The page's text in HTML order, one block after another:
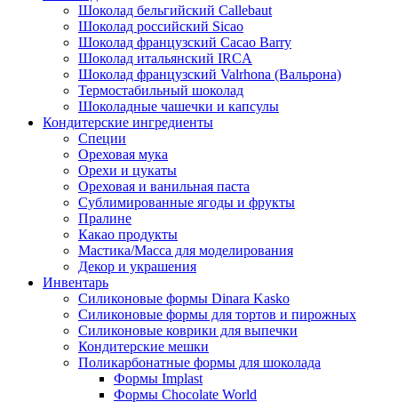
Шоколад бельгийский Callebaut
Шоколад российский Sicao
Шоколад французский Cacao Barry
Шоколад итальянский IRCA
Шоколад французский Valrhona (Вальрона)
Термостабильный шоколад
Шоколадные чашечки и капсулы
Кондитерские ингредиенты
Специи
Ореховая мука
Орехи и цукаты
Ореховая и ванильная паста
Сублимированные ягоды и фрукты
Пралине
Какао продукты
Мастика/Масса для моделирования
Декор и украшения
Инвентарь
Силиконовые формы Dinara Kasko
Силиконовые формы для тортов и пирожных
Силиконовые коврики для выпечки
Кондитерские мешки
Поликарбонатные формы для шоколада
Формы Implast
Формы Chocolate World